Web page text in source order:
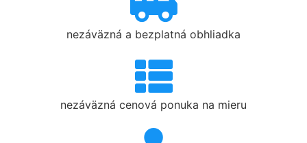
nezáväzná a bezplatná obhliadka
nezáväzná cenová ponuka na mieru